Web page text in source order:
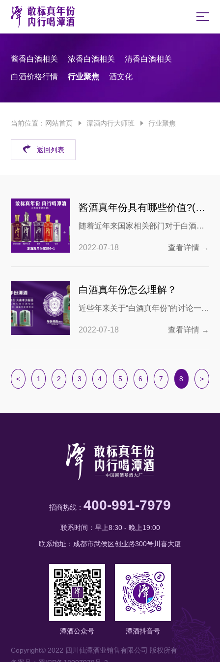
酱香白酒相关 浓香白酒相关 清香白酒相关
白酒价格行情 行业聚焦 酒文化
当前位置： 网站首页 潭酒内行大师班 行业聚焦
返回列表
酱酒真年份具有哪些价值?(真实年份老酱酒具有哪些价值)
随着近年来国家相关部门对于白酒行
的《白酒年份酒团体标准 T/CBJ2101-
2019》正式出台，“喝酒要喝真年
念，随着这种真年份的酱酒逐渐被市
场认可，我们不禁要问酱酒真年份具
2022-07-18 查看详情 →
白酒真年份怎么理解？
近些年来关于“白酒真年份”的讨论一直
场，往往会在年份数字上做文章。于
是我们看到一些不知名的品牌，往往
酒。那么白酒真年份应该怎么理解
呢？又或者说有没有统一的判定标
2022-07-18 查看详情 →
< 1 2 3 4 5 6 7 8 >
招商热线： 400-991-7979
联系时间：早上8:30 - 晚上19:00
联系地址：成都市武侯区创业路300号川喜大厦
潭酒公众号 潭酒抖音号
Copyright© 2022 四川仙潭酒业销售有限公司 版权所有